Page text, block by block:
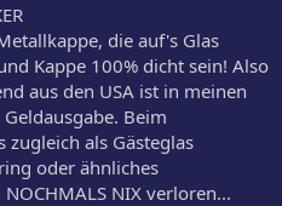
die auf's Glas
Kappe 100% dicht sein! Also
aus den USA ist in meinen
Beim
zugleich als Gästeglas
oder ähnliches
NOCHMALS NIX verloren...